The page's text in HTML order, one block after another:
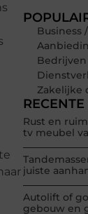
Business
Bedrijven
Zakelijke
Rust en
tv meubel
juiste
Autolift of
gebouw en